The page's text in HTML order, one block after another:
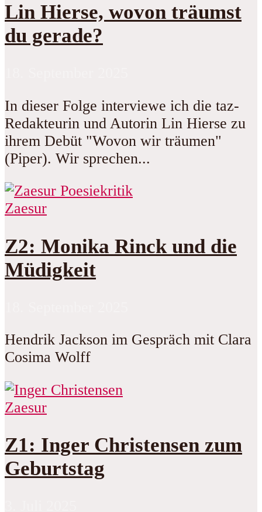
Lin Hierse, wovon träumst
du gerade?
In dieser Folge interviewe ich die taz-
Redakteurin und Autorin Lin Hierse zu
ihrem Debüt "Wovon wir träumen"
(Piper). Wir sprechen...
Zaesur
Z2: Monika Rinck und die
Müdigkeit
Hendrik Jackson im Gespräch mit Clara
Cosima Wolff
Zaesur
Z1: Inger Christensen zum
Geburtstag